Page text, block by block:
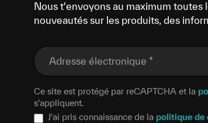
Nous t'envoyons au maximum toutes
nouveautés sur les produits, des
Adresse électronique *
Ce site est protégé par reCAPTCHA et la
s'appliquent.
J'ai pris connaissance de la politique